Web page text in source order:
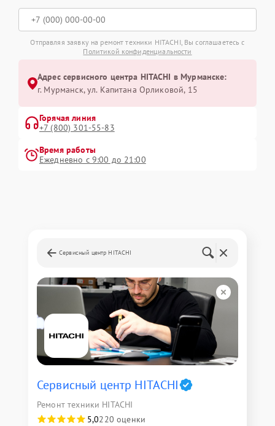
Отправляя заявку на ремонт техники HITACHI, Вы соглашаетесь с
Политикой конфиденциальности
Адрес сервисного центра HITACHI в Мурманске:
г. Мурманск, ул. Капитана Орликовой, 15
Горячая линия
+7 (800) 301-55-83
Время работы
Ежедневно с 9:00 до 21:00
Сервисный центр HITACHI
Сервисный центр HITACHI
Ремонт техники HITACHI
5,0220 оценки